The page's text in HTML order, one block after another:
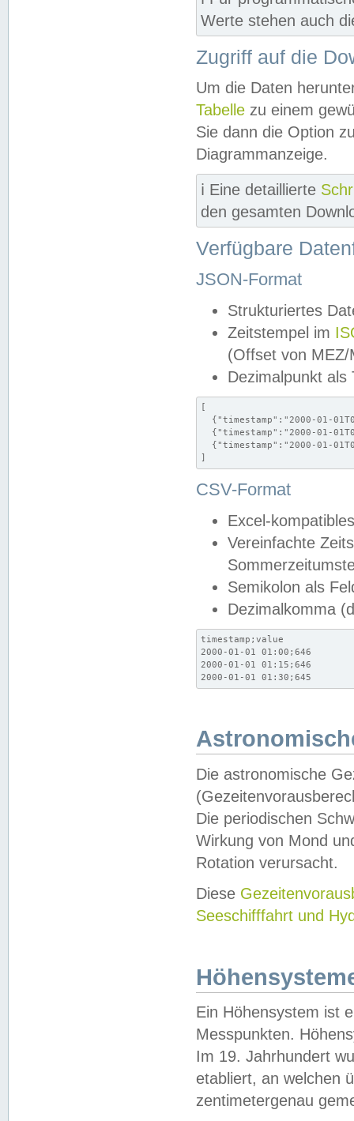
Werte stehen auch
Zugriff auf die
Um die Daten
Tabelle zu einem
Sie dann die Option
Diagrammanzeige.
ℹ️ Eine detaillierte
den gesamten
Verfügbare
JSON-Format
Strukturiertes
Zeitstempel im
(Offset von MEZ/
Dezimalpunkt als
[
{"timestamp":"2000-01-
{"timestamp":"2000-01-
{"timestamp":"2000-01-
]
CSV-Format
Excel-
Vereinfachte
Semikolon als
Dezimalkomma
timestamp;value
2000-01-01 01:00;646
2000-01-01 01:15;646
2000-01-01 01:30;645
Die astronomische
Die periodischen
Wirkung von Mond
Rotation verursacht.
Diese
Seeschifffahrt und
Ein Höhensystem ist
Messpunkten.
Im 19. Jahrhundert
etabliert, an welchen
zentimetergenau